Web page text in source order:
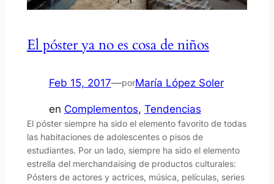
El póster ya no es cosa de niños
Feb 15, 2017—porMaría López Soler
en Complementos, Tendencias
El póster siempre ha sido el elemento favorito de todas
las habitaciones de adolescentes o pisos de
estudiantes. Por un lado, siempre ha sido el elemento
estrella del merchandaising de productos culturales:
Pósters de actores y actrices, música, películas, series